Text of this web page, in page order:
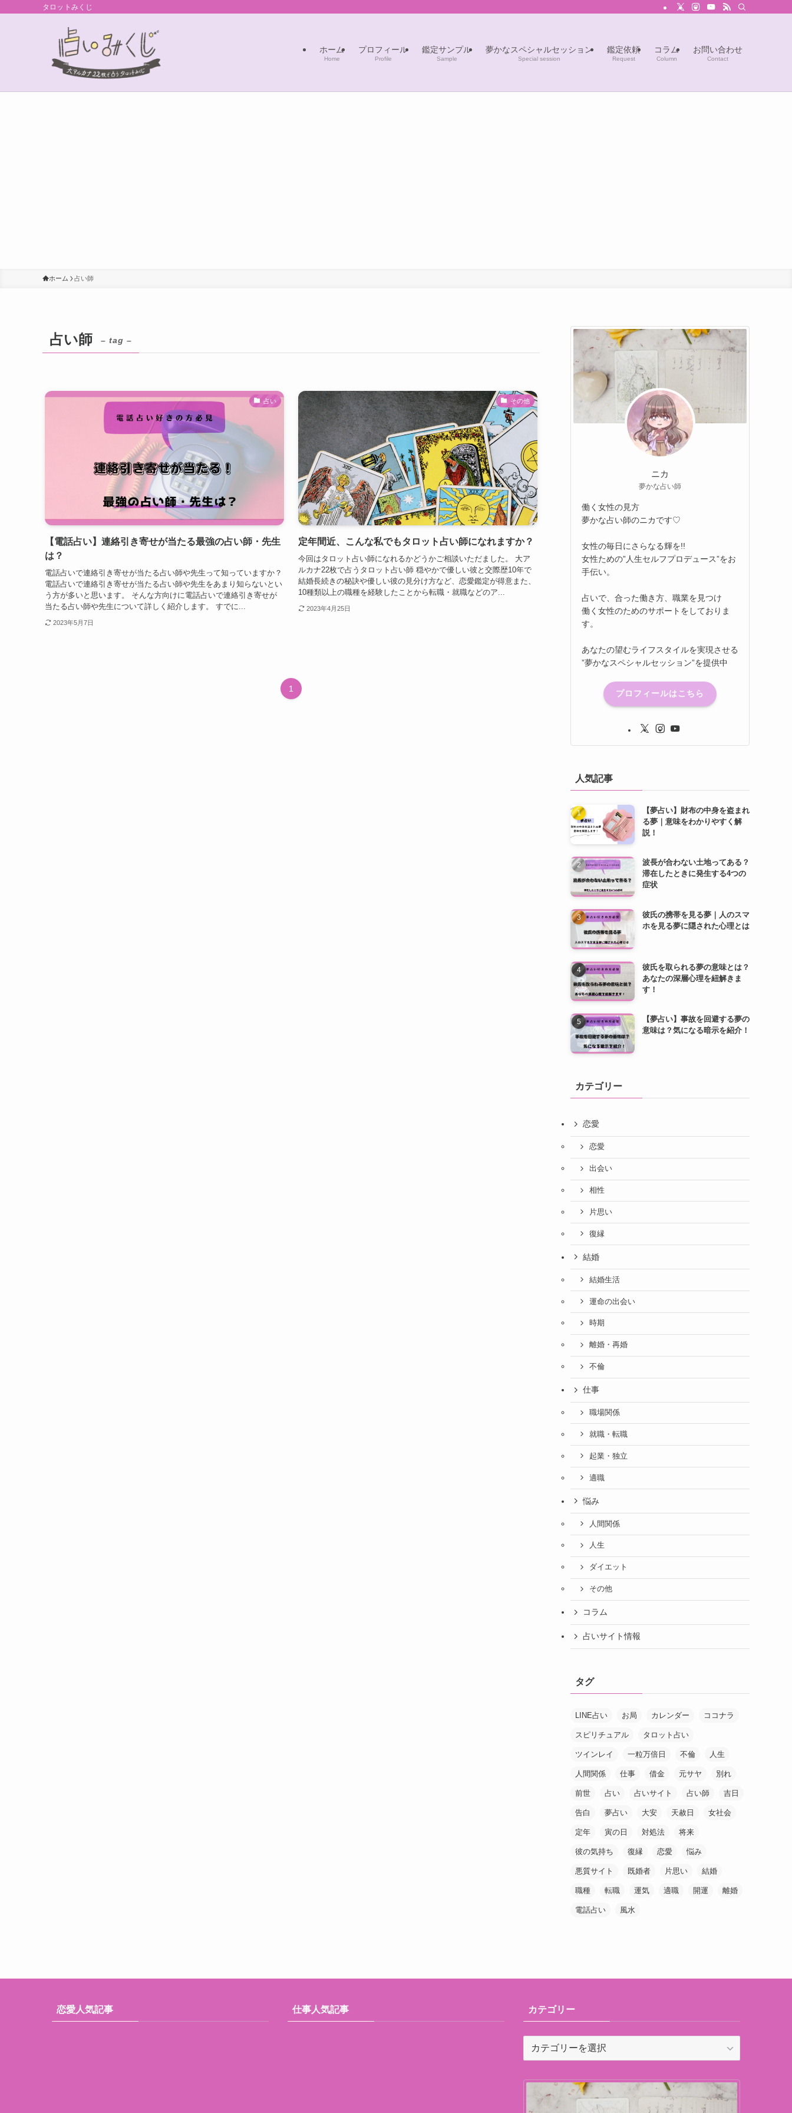
タロットみくじ
ホーム
Home
プロフィール
Profile
鑑定サンプル
Sample
夢かなスペシャルセッション
Special session
鑑定依頼
Request
コラム
Column
お問い合わせ
Contact
ホーム 占い師
占い師 – tag –
占い
【電話占い】連絡引き寄せが当たる最強の占い師・先生
は？
電話占いで連絡引き寄せが当たる占い師や先生って知っていますか？
電話占いで連絡引き寄せが当たる占い師や先生をあまり知らないとい
う方が多いと思います。 そんな方向けに電話占いで連絡引き寄せが
当たる占い師や先生について詳しく紹介します。 すでに...
2023年5月7日
その他
定年間近、こんな私でもタロット占い師になれますか？
今回はタロット占い師になれるかどうかご相談いただました。 大ア
ルカナ22枚で占うタロット占い師 穏やかで優しい彼と交際歴10年で
結婚長続きの秘訣や優しい彼の見分け方など、恋愛鑑定が得意また、
10種類以上の職種を経験したことから転職・就職などのア...
2023年4月25日
1
ニカ
夢かな占い師
働く女性の見方
夢かな占い師のニカです♡
女性の毎日にさらなる輝を!!
女性ための”人生セルフプロデュース”をお
手伝い。
占いで、合った働き方、職業を見つけ
働く女性のためのサポートをしておりま
す。
あなたの望むライフスタイルを実現させる
”夢かなスペシャルセッション”を提供中
プロフィールはこちら
人気記事
【夢占い】財布の中身を盗まれ
る夢｜意味をわかりやすく解
説！
波長が合わない土地ってある？
滞在したときに発生する4つの
症状
彼氏の携帯を見る夢｜人のスマ
ホを見る夢に隠された心理とは
彼氏を取られる夢の意味とは？
あなたの深層心理を紐解きま
す！
【夢占い】事故を回避する夢の
意味は？気になる暗示を紹介！
カテゴリー
恋愛
恋愛
出会い
相性
片思い
復縁
結婚
結婚生活
運命の出会い
時期
離婚・再婚
不倫
仕事
職場関係
就職・転職
起業・独立
適職
悩み
人間関係
人生
ダイエット
その他
コラム
占いサイト情報
タグ
LINE占い お局 カレンダー ココナラ
スピリチュアル タロット占い
ツインレイ 一粒万倍日 不倫 人生
人間関係 仕事 借金 元サヤ 別れ
前世 占い 占いサイト 占い師 吉日
告白 夢占い 大安 天赦日 女社会
定年 寅の日 対処法 将来
彼の気持ち 復縁 恋愛 悩み
悪質サイト 既婚者 片思い 結婚
職種 転職 運気 適職 開運 離婚
電話占い 風水
恋愛人気記事 仕事人気記事 カテゴリー